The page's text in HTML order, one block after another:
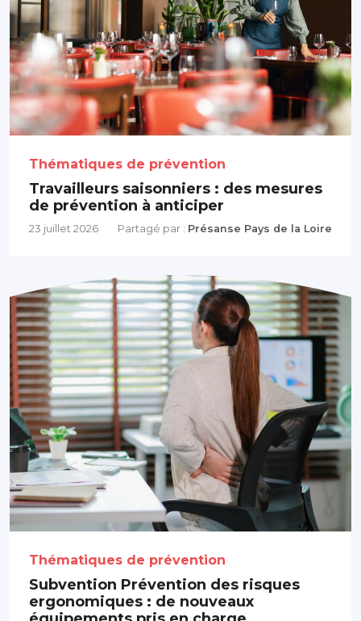
Travailleurs saisonniers : des mesures
de prévention à anticiper
Thématiques de prévention
23 juillet 2026 Partagé par : Présanse Pays de la Loire
Subvention Prévention des risques
ergonomiques : de nouveaux
Thématiques de prévention